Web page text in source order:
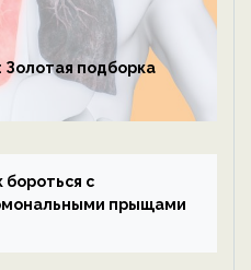
подборка
бороться с
прыщами